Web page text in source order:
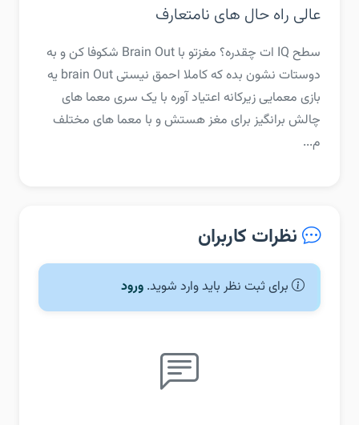
عالی‏ راه حال های نامتعارف
‏‏سطح IQ ات چقدره؟ مغزتو با Brain Out شکوفا کن و به
دوستات نشون بده که کاملا احمق نیستی brain Out یه
بازی معمایی زیرکانه اعتیاد آوره با یک سری معما های
چالش برانگیز برای مغز هستش و با معما های مختلف
م...
نظرات کاربران
برای ثبت نظر باید وارد شوید. ورود